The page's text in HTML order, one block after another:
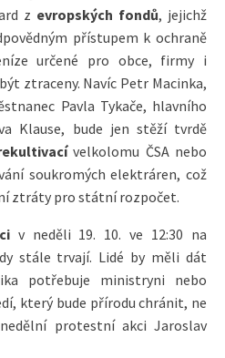
z evropských fondů, jejichž
přístupem k ochraně
určené pro obce, firmy i
ztraceny. Navíc Petr Macinka,
Pavla Tykače, hlavního
Klause, bude jen stěží tvrdě
velkolomu ČSA nebo
soukromých elektráren, což
ztráty pro státní rozpočet.
v neděli 19. 10. ve 12:30 na
stále trvají. Lidé by měli dát
potřebuje ministryni nebo
který bude přírodu chránit, ne
protestní akci Jaroslav